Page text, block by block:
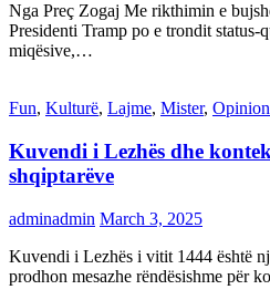
Nga Preç Zogaj Me rikthimin e
Presidenti Tramp po e trondit status-
miqësive,…
Fun, Kulturë, Lajme, Mister,
Kuvendi i Lezhës dhe
shqiptarëve
adminadmin March 3, 2025
Kuvendi i Lezhës i vitit 1444 është
prodhon mesazhe rëndësishme për